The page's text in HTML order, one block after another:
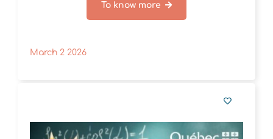
To know more
March 2 2026